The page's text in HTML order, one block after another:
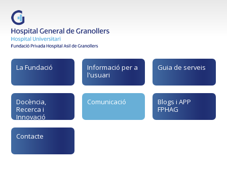
La Fundació
Informació per a
l'usuari
Guia de serveis
Docència,
Recerca i
Innovació
Comunicació
Blogs i APP
FPHAG
Contacte